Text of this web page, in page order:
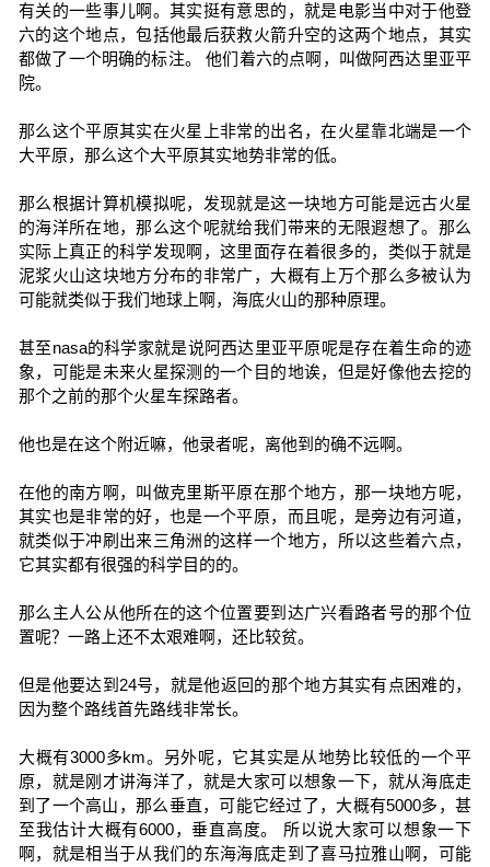
有关的一些事儿啊。其实挺有意思的，就是电影当中对于他登
六的这个地点，包括他最后获救火箭升空的这两个地点，其实
都做了一个明确的标注。 他们着六的点啊，叫做阿西达里亚平
院。
那么这个平原其实在火星上非常的出名，在火星靠北端是一个
大平原，那么这个大平原其实地势非常的低。
那么根据计算机模拟呢，发现就是这一块地方可能是远古火星
的海洋所在地，那么这个呢就给我们带来的无限遐想了。那么
实际上真正的科学发现啊，这里面存在着很多的，类似于就是
泥浆火山这块地方分布的非常广，大概有上万个那么多被认为
可能就类似于我们地球上啊，海底火山的那种原理。
甚至nasa的科学家就是说阿西达里亚平原呢是存在着生命的迹
象，可能是未来火星探测的一个目的地诶，但是好像他去挖的
那个之前的那个火星车探路者。
他也是在这个附近嘛，他录者呢，离他到的确不远啊。
在他的南方啊，叫做克里斯平原在那个地方，那一块地方呢，
其实也是非常的好，也是一个平原，而且呢，是旁边有河道，
就类似于冲刷出来三角洲的这样一个地方，所以这些着六点，
它其实都有很强的科学目的的。
那么主人公从他所在的这个位置要到达广兴看路者号的那个位
置呢？一路上还不太艰难啊，还比较贫。
但是他要达到24号，就是他返回的那个地方其实有点困难的，
因为整个路线首先路线非常长。
大概有3000多km。另外呢，它其实是从地势比较低的一个平
原，就是刚才讲海洋了，就是大家可以想象一下，就从海底走
到了一个高山，那么垂直，可能它经过了，大概有5000多，甚
至我估计大概有6000，垂直高度。 所以说大家可以想象一下
啊，就是相当于从我们的东海海底走到了喜马拉雅山啊，可能